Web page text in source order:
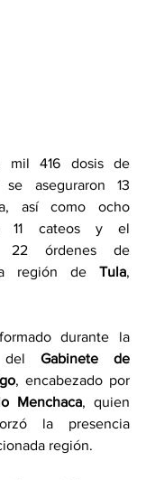
mil 416 dosis de
aseguraron 13
así como ocho
11 cateos y el
22 órdenes de
región de Tula
durante la
del Gabinete de
, encabezado por
Menchaca, quien
la presencia
región.